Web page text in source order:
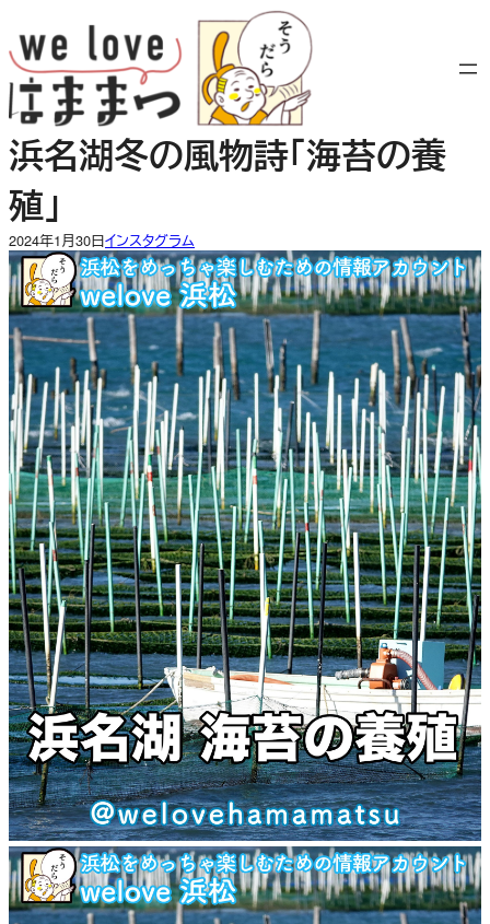
容
を
ス
キ
ッ
プ
浜名湖冬の風物詩「海苔の養
殖」
2024年1月30日インスタグラム